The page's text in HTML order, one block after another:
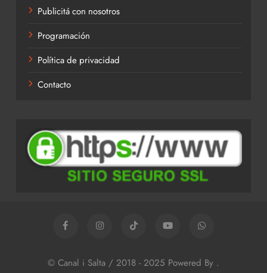
Publicitá con nosotros
Programación
Política de privacidad
Contacto
© Canal i Salta / 2018 - 2025 Powered By .